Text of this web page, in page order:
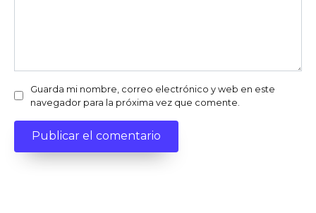
Guarda mi nombre, correo electrónico y web en este
navegador para la próxima vez que comente.